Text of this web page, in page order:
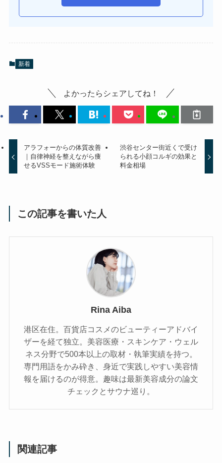
新着
よかったらシェアしてね！
アラフォーからの体質改善
｜自律神経を整えながら痩
せるVSSモード施術体験
渋谷センター街近くで受け
られる小顔コルギの効果と
料金相場
この記事を書いた人
Rina Aiba
港区在住。百貨店コスメのビューティーアドバイ
ザーを経て独立。美容医療・スキンケア・ウェル
ネス分野で500本以上の取材・執筆実績を持つ。
専門用語をかみ砕き、⾝近で実践しやすい美容情
報を届けるのが得意。趣味は最新美容成分の論文
チェックとサウナ巡り。
関連記事